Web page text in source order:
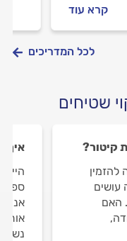
הפיך.
קרא עוד
לכל המדריכים
שטיחים
קיטור?
להזמין
עושים
האם
איך
היי,
ספג
אותו